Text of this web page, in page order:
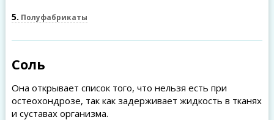
5 Полуфабрикаты
Соль
Она открывает список того, что нельзя есть при
остеохондрозе, так как задерживает жидкость в тканях
и суставах организма.